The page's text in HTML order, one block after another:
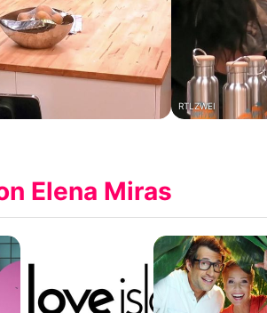
RTLZWEI
Elena Miras